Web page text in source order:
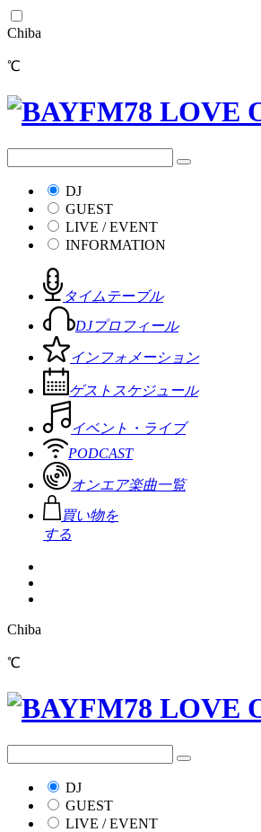
Chiba
℃
DJ
GUEST
LIVE / EVENT
INFORMATION
タイムテーブル
DJプロフィール
インフォメーション
ゲストスケジュール
イベント・ライブ
PODCAST
オンエア楽曲一覧
買い物を
する
Chiba
℃
DJ
GUEST
LIVE / EVENT